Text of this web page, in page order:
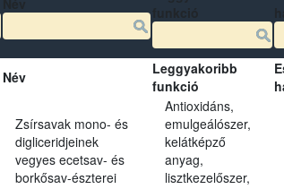
Név
Leggyakoribb
funkció
Zsírsavak mono- és
digliceridjeinek
vegyes ecetsav- és
borkősav-észterei
Antioxidáns,
emulgeálószer,
kelátképző
anyag,
lisztkezelőszer,